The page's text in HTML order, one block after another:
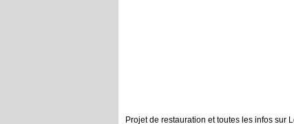
Projet de restauration et toutes les infos sur